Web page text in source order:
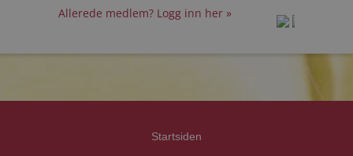
Allerede medlem? Logg inn her »
Startsiden